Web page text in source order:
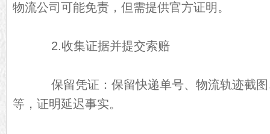
物流公司可能免责，但需提供官方证明。
2.收集证据并提交索赔
保留凭证：保留快递单号、物流轨迹截图
等，证明延迟事实。